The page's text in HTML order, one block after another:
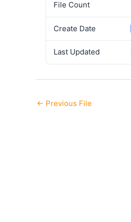
File Count
Create Date
Last Updated
← Previous File